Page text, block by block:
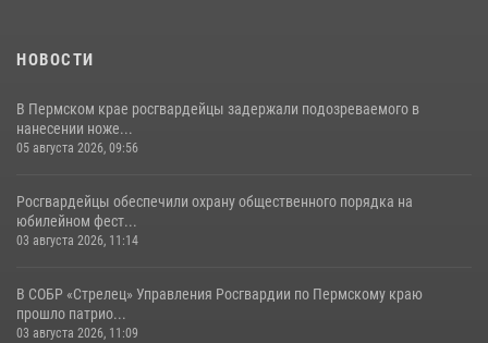
НОВОСТИ
В Пермском крае росгвардейцы задержали подозреваемого в
нанесении ноже...
05 августа 2026, 09:56
Росгвардейцы обеспечили охрану общественного порядка на
юбилейном фест...
03 августа 2026, 11:14
В СОБР «Стрелец» Управления Росгвардии по Пермскому краю
прошло патрио...
03 августа 2026, 11:09